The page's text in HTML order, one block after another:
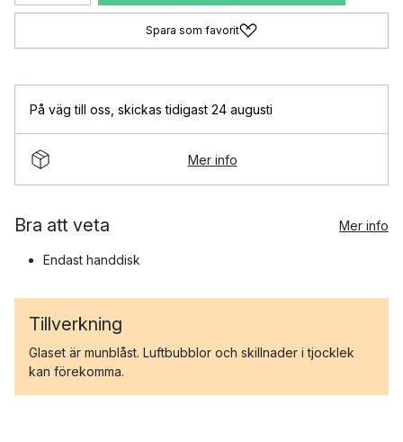
Spara som favorit
På väg till oss skickas tidigast 24 augusti
Mer info
Bra att veta Mer info
Endast handdisk
Tillverkning
Glaset är munblåst. Luftbubblor och skillnader i tjocklek
kan förekomma.